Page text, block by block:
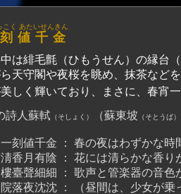
値千金
く あたいせんきん
は緋毛氈（ひもうせん）の縁台
天守閣や夜桜を眺め、抹茶など
美しく輝いており、まさに、春宵
詩人 蘇軾 （そしょく） （蘇東坡 （そとうば）
値千金 ： 春の夜はわずかな時
月有陰 ： 花には清らかな香り
聲細細 ： 歌声と管楽器の音色
夜沈沈 ： （昼間は、少女が乗